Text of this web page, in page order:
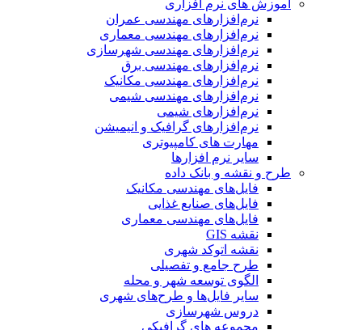
آموزش های نرم افزاری
نرم‌افزارهای مهندسی عمران
نرم‌افزارهای مهندسی معماری
نرم‌افزارهای مهندسی شهرسازی
نرم‌افزارهای مهندسی برق
نرم‌افزارهای مهندسی مکانیک
نرم‌افزارهای مهندسی شیمی
نرم‌افزارهای شیمی
نرم‌افزارهای گرافیک و انیمیشن
مهارت های کامپیوتری
سایر نرم افزارها
طرح و نقشه و بانک داده
فایل‌های مهندسی مکانیک
فایل‌های صنایع غذایی
فایل‌های مهندسی معماری
نقشه GIS
نقشه اتوکد شهری
طرح جامع و تفصیلی
الگوی توسعه شهر و محله
سایر فایل‌ها و طرح‌های شهری
دروس شهرسازی
مجموعه های گرافیکی